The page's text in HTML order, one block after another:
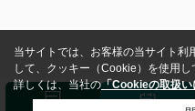
当サイトでは、お客様の当サイト利
して、クッキー（Cookie）を使用し
詳しくは、当社の「Cookieの取扱い